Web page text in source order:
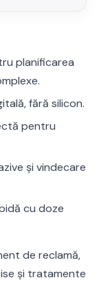
planificarea
fără silicon.
pentru
și vindecare
cu doze
de reclamă,
și tratamente